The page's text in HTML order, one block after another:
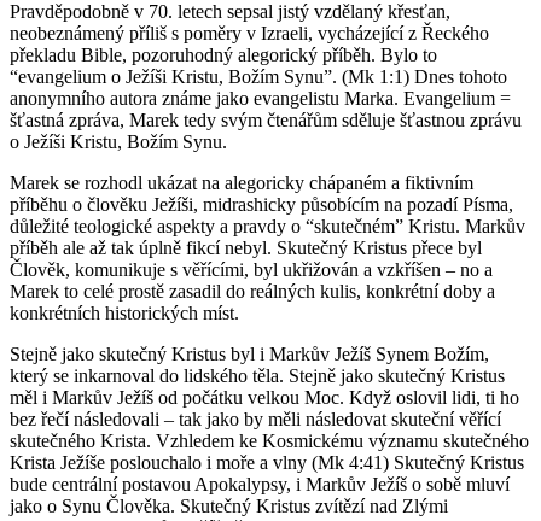
Pravděpodobně v 70. letech sepsal jistý vzdělaný křesťan,
neobeznámený příliš s poměry v Izraeli, vycházející z Řeckého
překladu Bible, pozoruhodný alegorický příběh. Bylo to
“evangelium o Ježíši Kristu, Božím Synu”. (Mk 1:1) Dnes tohoto
anonymního autora známe jako evangelistu Marka. Evangelium =
šťastná zpráva, Marek tedy svým čtenářům sděluje šťastnou zprávu
o Ježíši Kristu, Božím Synu.
Marek se rozhodl ukázat na alegoricky chápaném a fiktivním
příběhu o člověku Ježíši, midrashicky působícím na pozadí Písma,
důležité teologické aspekty a pravdy o “skutečném” Kristu. Markův
příběh ale až tak úplně fikcí nebyl. Skutečný Kristus přece byl
Člověk, komunikuje s věřícími, byl ukřižován a vzkříšen – no a
Marek to celé prostě zasadil do reálných kulis, konkrétní doby a
konkrétních historických míst.
Stejně jako skutečný Kristus byl i Markův Ježíš Synem Božím,
který se inkarnoval do lidského těla. Stejně jako skutečný Kristus
měl i Markův Ježíš od počátku velkou Moc. Když oslovil lidi, ti ho
bez řečí následovali – tak jako by měli následovat skuteční věřící
skutečného Krista. Vzhledem ke Kosmickému významu skutečného
Krista Ježíše poslouchalo i moře a vlny (Mk 4:41) Skutečný Kristus
bude centrální postavou Apokalypsy, i Markův Ježíš o sobě mluví
jako o Synu Člověka. Skutečný Kristus zvítězí nad Zlými